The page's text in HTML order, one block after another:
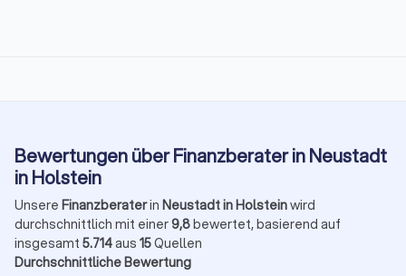
Bewertungen über Finanzberater in Neustadt
in Holstein
Unsere Finanzberaterin Neustadt in Holsteinwird
durchschnittlich mit einer9,8bewertet, basierend auf
insgesamt 5.714aus 15Quellen
Durchschnittliche Bewertung